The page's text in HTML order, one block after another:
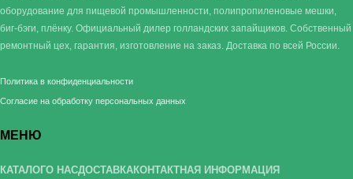
оборудование для пищевой промышленности, полипропиленовые мешки,
биг-бэги, плёнку. Официальный дилер голландских запайщиков. Собственный
ремонтный цех, гарантия, изготовление на заказ. Доставка по всей России.
Политика в конфиденциальности
Согласие на обработку персональных данных
МЕНЮ
КАТАЛОГО НАСДОСТАВКАКОНТАКТНАЯ ИНФОРМАЦИЯ